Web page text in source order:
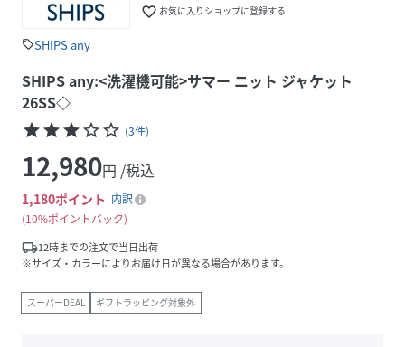
favorite_border お気に入りショップに登録する
sellSHIPS any
SHIPS any:<洗濯機可能>サマー ニット ジャケット
26SS◇
starstarstarstar_borderstar_border (3件)
12,980円 /税込
1,180ポイント 内訳
10%ポイントバック
local_shipping12時までの注文で当日出荷
※サイズ・カラーによりお届け日が異なる場合があります。
スーパーDEAL ギフトラッピング対象外